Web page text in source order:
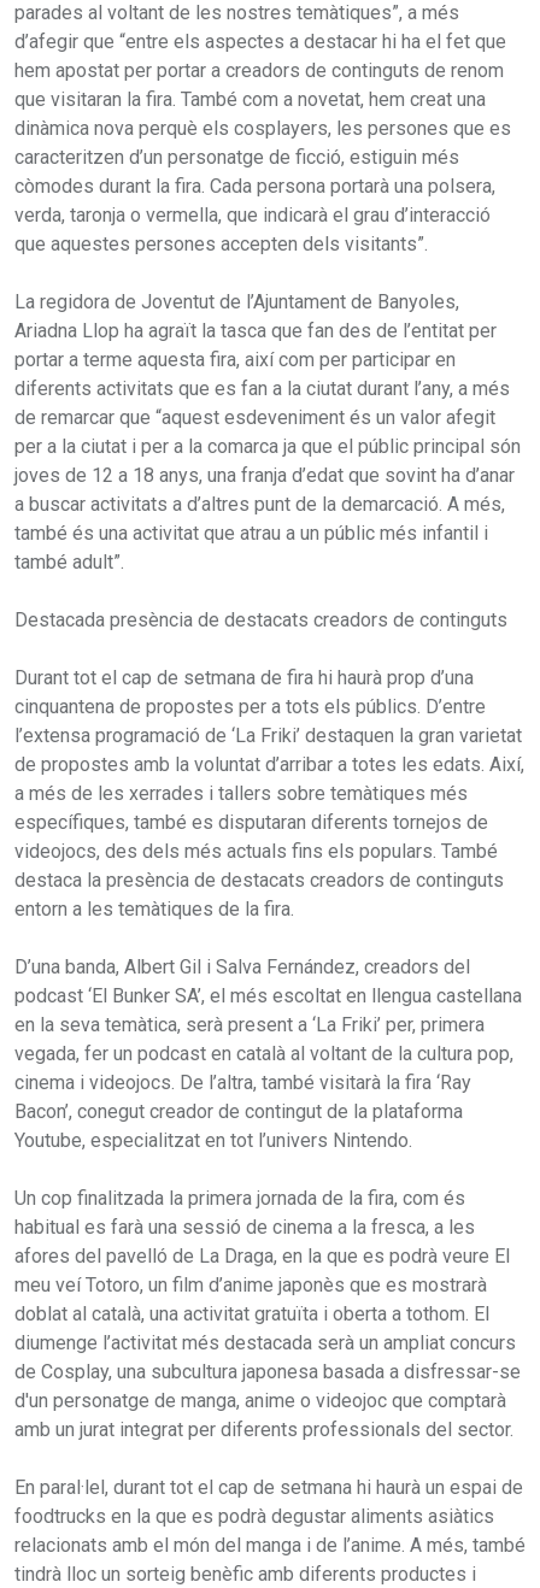
parades al voltant de les nostres temàtiques”, a més
d’afegir que “entre els aspectes a destacar hi ha el fet que
hem apostat per portar a creadors de continguts de renom
que visitaran la fira. També com a novetat, hem creat una
dinàmica nova perquè els cosplayers, les persones que es
caracteritzen d’un personatge de ficció, estiguin més
còmodes durant la fira. Cada persona portarà una polsera,
verda, taronja o vermella, que indicarà el grau d’interacció
que aquestes persones accepten dels visitants”.
La regidora de Joventut de l’Ajuntament de Banyoles,
Ariadna Llop ha agraït la tasca que fan des de l’entitat per
portar a terme aquesta fira, així com per participar en
diferents activitats que es fan a la ciutat durant l’any, a més
de remarcar que “aquest esdeveniment és un valor afegit
per a la ciutat i per a la comarca ja que el públic principal són
joves de 12 a 18 anys, una franja d’edat que sovint ha d’anar
a buscar activitats a d’altres punt de la demarcació. A més,
també és una activitat que atrau a un públic més infantil i
també adult”.
Destacada presència de destacats creadors de continguts
Durant tot el cap de setmana de fira hi haurà prop d’una
cinquantena de propostes per a tots els públics. D’entre
l’extensa programació de ‘La Friki’ destaquen la gran varietat
de propostes amb la voluntat d’arribar a totes les edats. Així,
a més de les xerrades i tallers sobre temàtiques més
específiques, també es disputaran diferents tornejos de
videojocs, des dels més actuals fins els populars. També
destaca la presència de destacats creadors de continguts
entorn a les temàtiques de la fira.
D’una banda, Albert Gil i Salva Fernández, creadors del
podcast ‘El Bunker SA’, el més escoltat en llengua castellana
en la seva temàtica, serà present a ‘La Friki’ per, primera
vegada, fer un podcast en català al voltant de la cultura pop,
cinema i videojocs. De l’altra, també visitarà la fira ‘Ray
Bacon’, conegut creador de contingut de la plataforma
Youtube, especialitzat en tot l’univers Nintendo.
Un cop finalitzada la primera jornada de la fira, com és
habitual es farà una sessió de cinema a la fresca, a les
afores del pavelló de La Draga, en la que es podrà veure El
meu veí Totoro, un film d’anime japonès que es mostrarà
doblat al català, una activitat gratuïta i oberta a tothom. El
diumenge l’activitat més destacada serà un ampliat concurs
de Cosplay, una subcultura japonesa basada a disfressar-se
d'un personatge de manga, anime o videojoc que comptarà
amb un jurat integrat per diferents professionals del sector.
En paral·lel, durant tot el cap de setmana hi haurà un espai de
foodtrucks en la que es podrà degustar aliments asiàtics
relacionats amb el món del manga i de l’anime. A més, també
tindrà lloc un sorteig benèfic amb diferents productes i